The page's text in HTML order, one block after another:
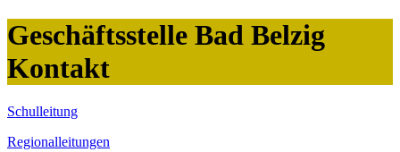
Geschäftsstelle Bad Belzig
Kontakt
Schulleitung
Regionalleitungen